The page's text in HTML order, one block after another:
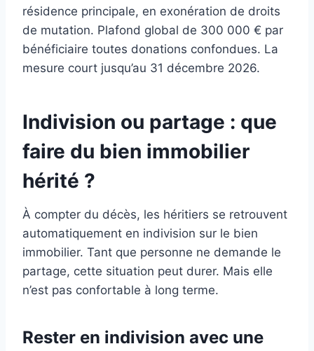
résidence principale, en exonération de droits
de mutation. Plafond global de 300 000 € par
bénéficiaire toutes donations confondues. La
mesure court jusqu’au 31 décembre 2026.
Indivision ou partage : que
faire du bien immobilier
hérité ?
À compter du décès, les héritiers se retrouvent
automatiquement en indivision sur le bien
immobilier. Tant que personne ne demande le
partage, cette situation peut durer. Mais elle
n’est pas confortable à long terme.
Rester en indivision avec une